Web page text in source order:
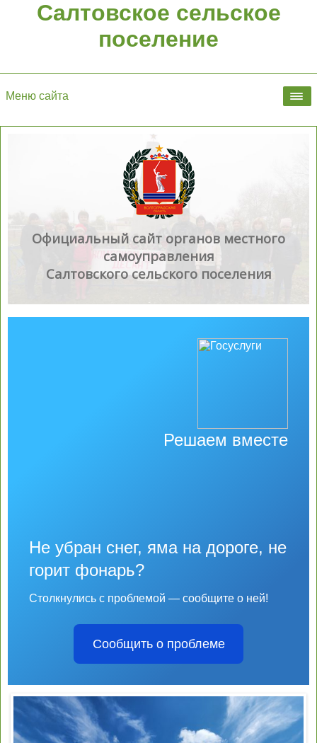
Салтовское сельское
поселение
Меню сайта
Официальный сайт органов местного
самоуправления
Салтовского сельского поселения
Решаем вместе
Не убран снег, яма на дороге, не
горит фонарь?
Столкнулись с проблемой — сообщите о ней!
Сообщить о проблеме